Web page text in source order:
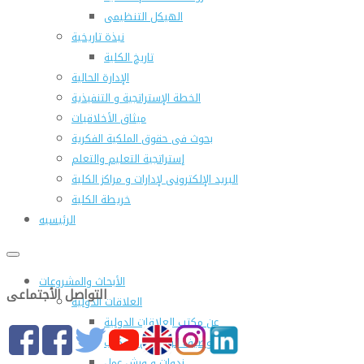
الهيكل التنظيمى
نبذة تاريخية
تاريخ الكلية
الإدارة الحالية
الخطة الإستراتجية و التنفيذية
ميثاق الأخلاقيات
بحوث فى حقوق الملكية الفكرية
إستراتجية التعليم والتعلم
البريد الإلكترونى لإدارات و مراكز الكلية
خريطة الكلية
الرئيسيه
الأبحاث والمشروعات
العلاقات الدولية
عن مكتب العلاقات الدولية
التوصيف الوظيفى للمكتب
التواصل الأجتماعى